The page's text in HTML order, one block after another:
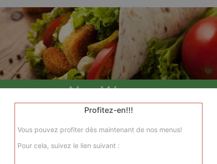
Nos Wraps
menu wrap tenders, menu wrap tenders steak
+
Profitez-en!!!
Vous pouvez profiter dès maintenant de nos menus!
Pour cela, suivez le lien suivant :